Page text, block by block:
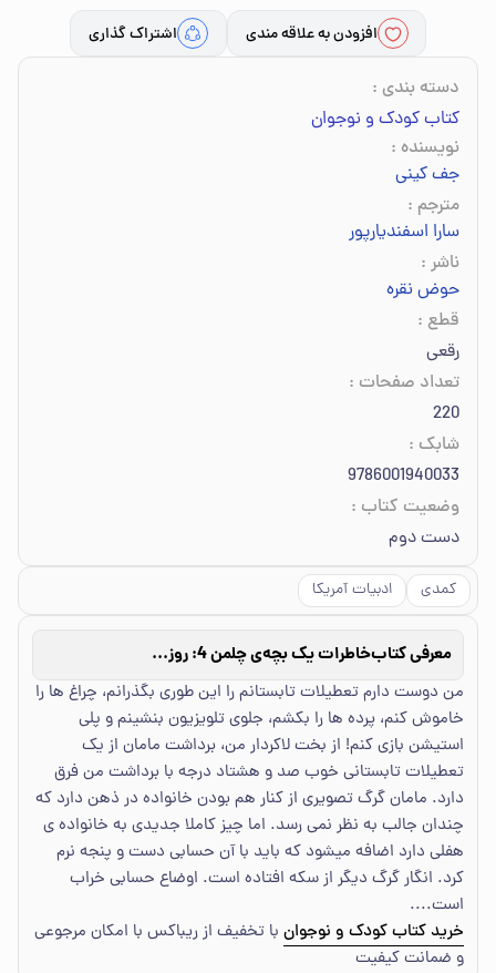
افزودن به علاقه مندی اشتراک گذاری
دسته بندی :
کتاب کودک و نوجوان
نویسنده :
جف کینی
مترجم :
سارا اسفندیارپور
ناشر :
حوض نقره
قطع :
رقعی
تعداد صفحات :
220
شابک :
9786001940033
وضعیت کتاب :
دست دوم
کمدی ادبیات آمریکا
معرفی کتاب خاطرات یک بچه‌ی چلمن 4: روزهای سگی سگی
من دوست دارم تعطیلات تابستانم را این طوری بگذرانم، چراغ ها را
خاموش کنم، پرده ها را بکشم، جلوی تلویزیون بنشینم و پلی
استیشن بازی کنم! از بخت لاکردار من، برداشت مامان از یک
تعطیلات تابستانی خوب صد و هشتاد درجه با برداشت من فرق
دارد. مامان گرگ تصویری از کنار هم بودن خانواده در ذهن دارد که
چندان جالب به نظر نمی رسد. اما چیز کاملا جدیدی به خانواده ی
هفلی دارد اضافه میشود که باید با آن حسابی دست و پنجه نرم
کرد. انگار گرگ دیگر از سکه افتاده است. اوضاع حسابی خراب
است....
خرید کتاب کودک و نوجوان با تخفیف از ریباکس با امکان مرجوعی
و ضمانت کیفیت